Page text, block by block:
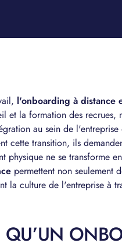
l'onboarding à distance
et la formation des
au sein de
cette transition, ils
physique ne se transforme
permettent non seulement
la culture de l'entreprise à
QU’UN